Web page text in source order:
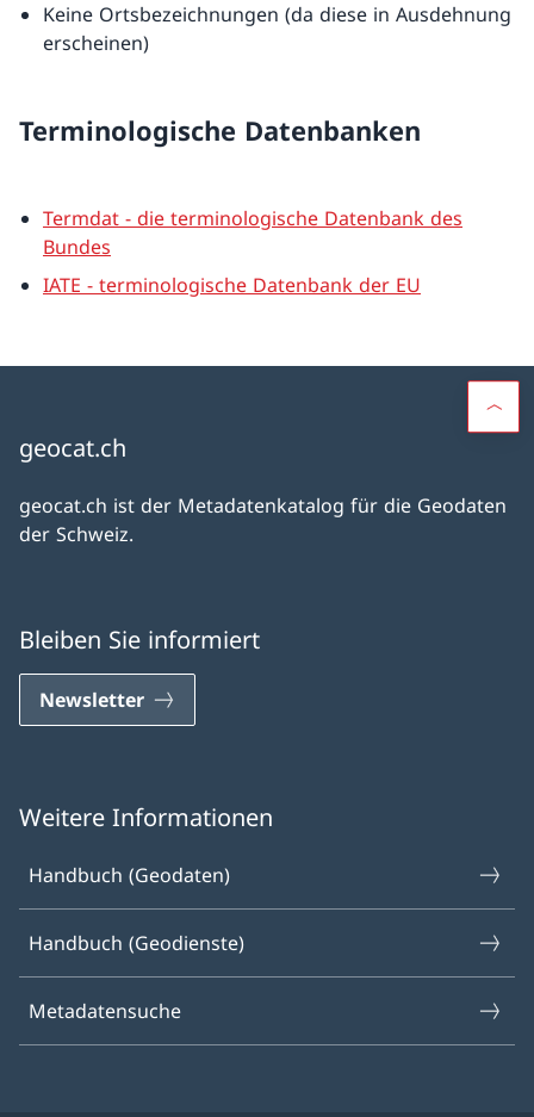
Keine Ortsbezeichnungen (da diese in Ausdehnung
erscheinen)
Terminologische Datenbanken
Termdat - die terminologische Datenbank des
Bundes
IATE - terminologische Datenbank der EU
geocat.ch
geocat.ch ist der Metadatenkatalog für die Geodaten
der Schweiz.
Bleiben Sie informiert
Newsletter
Weitere Informationen
Handbuch (Geodaten)
Handbuch (Geodienste)
Metadatensuche